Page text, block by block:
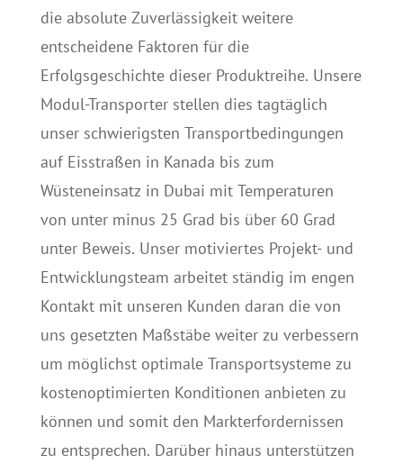
die absolute Zuverlässigkeit weitere
entscheidene Faktoren für die
Erfolgsgeschichte dieser Produktreihe. Unsere
Modul-Transporter stellen dies tagtäglich
unser schwierigsten Transportbedingungen
auf Eisstraßen in Kanada bis zum
Wüsteneinsatz in Dubai mit Temperaturen
von unter minus 25 Grad bis über 60 Grad
unter Beweis. Unser motiviertes Projekt- und
Entwicklungsteam arbeitet ständig im engen
Kontakt mit unseren Kunden daran die von
uns gesetzten Maßstäbe weiter zu verbessern
um möglichst optimale Transportsysteme zu
kostenoptimierten Konditionen anbieten zu
können und somit den Markterfordernissen
zu entsprechen. Darüber hinaus unterstützen